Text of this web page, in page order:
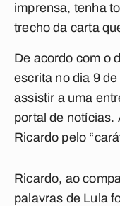
imprensa, tenha
trecho da carta
De acordo com o
escrita no dia 9
assistir a uma
portal de notícias.
Ricardo pelo
Ricardo, ao
palavras de Lula